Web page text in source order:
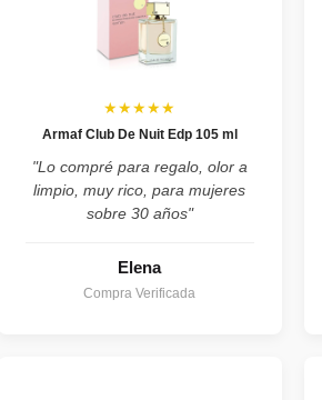
★★★★★
Armaf Club De Nuit Edp 105 ml
"Lo compré para regalo, olor a
limpio, muy rico, para mujeres
sobre 30 años"
Elena
Compra Verificada